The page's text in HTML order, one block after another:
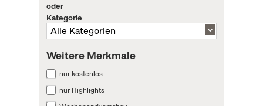
oder
Kategorie
Weitere Merkmale
nur kostenlos
nur Highlights